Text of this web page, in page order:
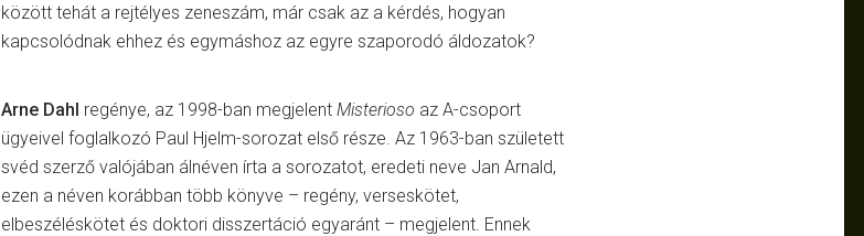
között tehát a rejtélyes zeneszám, már csak az a kérdés, hogyan
kapcsolódnak ehhez és egymáshoz az egyre szaporodó áldozatok?
Arne Dahl regénye, az 1998-ban megjelent Misterioso az A-csoport
ügyeivel foglalkozó Paul Hjelm-sorozat első része. Az 1963-ban született
svéd szerző valójában álnéven írta a sorozatot, eredeti neve Jan Arnald,
ezen a néven korábban több könyve – regény, verseskötet,
elbeszéléskötet és doktori disszertáció egyaránt – megjelent. Ennek